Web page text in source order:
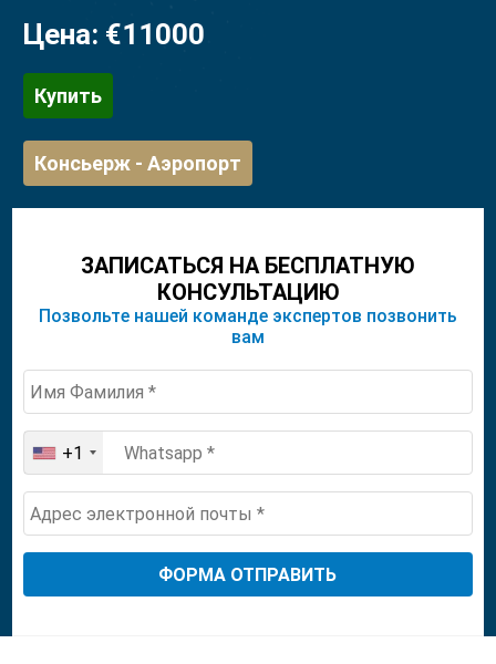
Цена: €11000
Купить
Консьерж - Аэропорт
ЗАПИСАТЬСЯ НА БЕСПЛАТНУЮ
КОНСУЛЬТАЦИЮ
Позвольте нашей команде экспертов позвонить
вам
United
States
+1
+1